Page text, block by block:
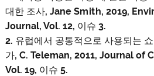
대한 조사, Jane Smith, 2019,
Journal, Vol. 12, 이슈 3.
2. 유럽에서 공통적으로 사용되는
가, C. Teleman, 2011, Journal of
Vol. 19, 이슈 5.